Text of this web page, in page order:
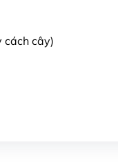
cách cây)